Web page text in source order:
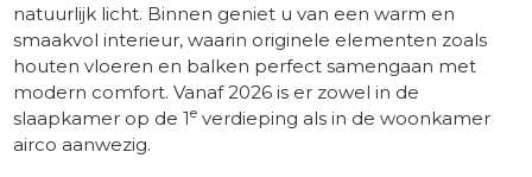
natuurlijk licht. Binnen geniet u van een warm en
smaakvol interieur, waarin originele elementen zoals
houten vloeren en balken perfect samengaan met
modern comfort. Vanaf 2026 is er zowel in de
slaapkamer op de 1e verdieping als in de woonkamer
airco aanwezig.